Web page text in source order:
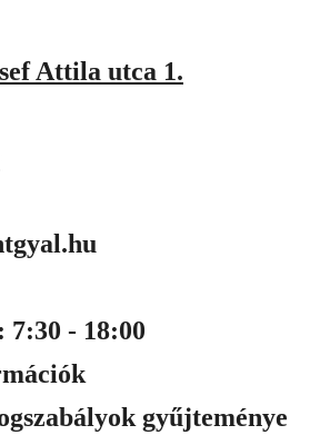
Attila utca 1.
7:30 - 18:00
gyűjteménye